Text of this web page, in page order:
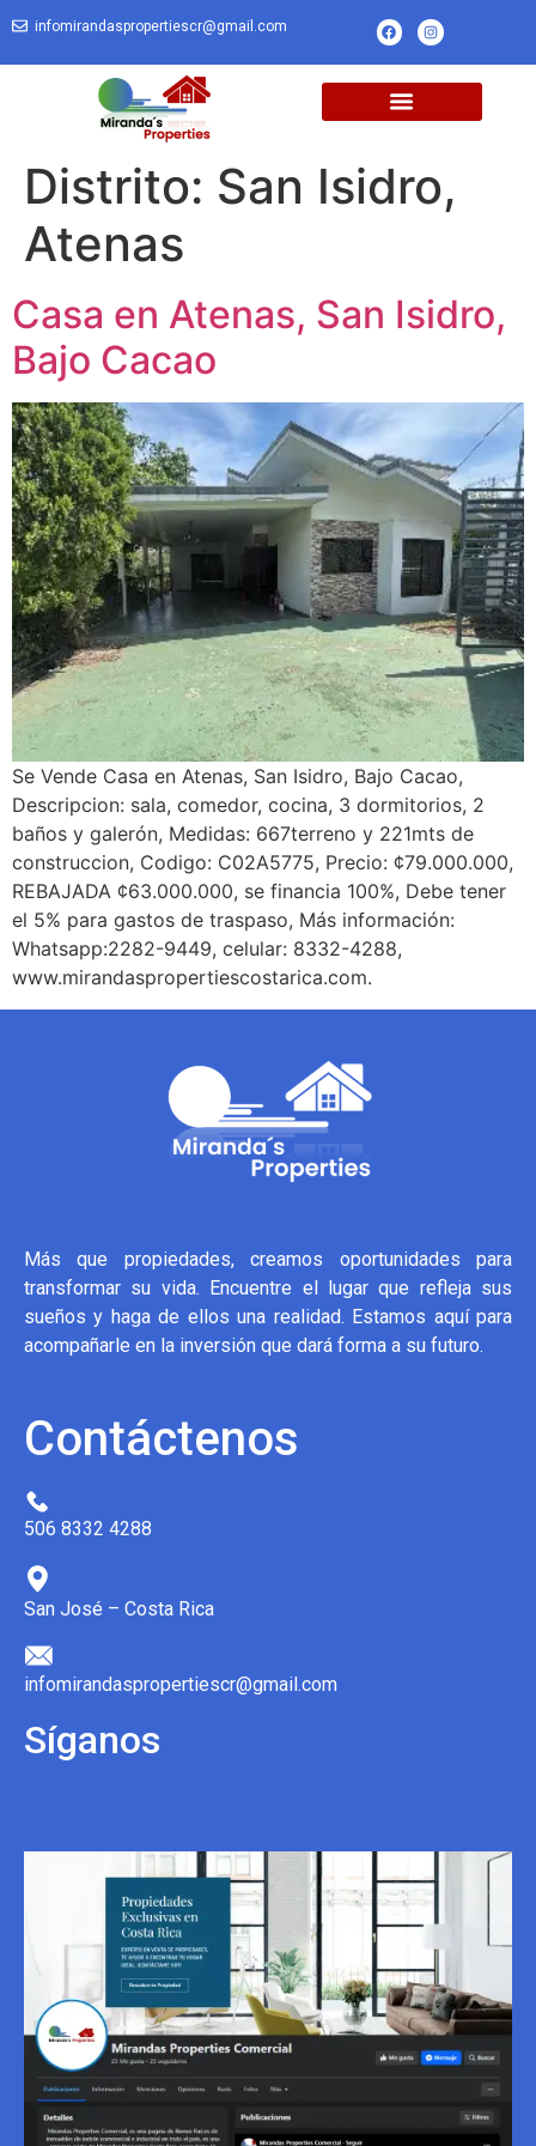
infomirandaspropertiescr@gmail.com
Distrito: San Isidro,
Atenas
Casa en Atenas, San Isidro,
Bajo Cacao
Se Vende Casa en Atenas, San Isidro, Bajo Cacao,
Descripcion: sala, comedor, cocina, 3 dormitorios, 2
baños y galerón, Medidas: 667terreno y 221mts de
construccion, Codigo: C02A5775, Precio: ¢79.000.000,
REBAJADA ¢63.000.000, se financia 100%, Debe tener
el 5% para gastos de traspaso, Más información:
Whatsapp:2282-9449, celular: 8332-4288,
www.mirandaspropertiescostarica.com.
Más que propiedades, creamos oportunidades para
transformar su vida. Encuentre el lugar que refleja sus
sueños y haga de ellos una realidad. Estamos aquí para
acompañarle en la inversión que dará forma a su futuro.
Contáctenos
506 8332 4288
San José – Costa Rica
infomirandaspropertiescr@gmail.com
Síganos